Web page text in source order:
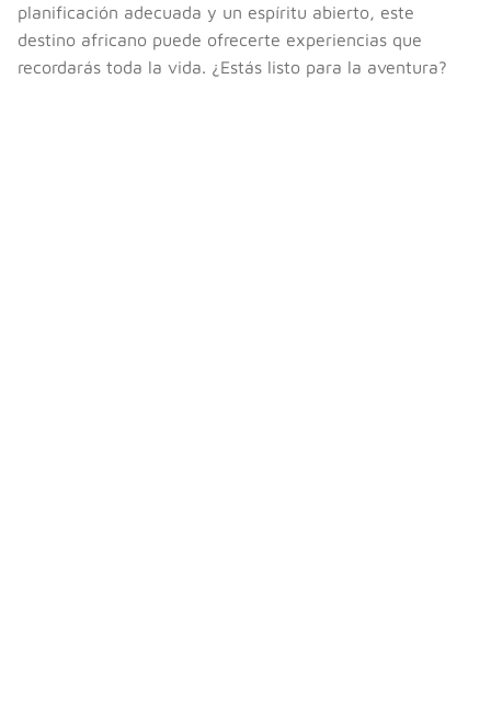
planificación adecuada y un espíritu abierto, este
destino africano puede ofrecerte experiencias que
recordarás toda la vida. ¿Estás listo para la aventura?